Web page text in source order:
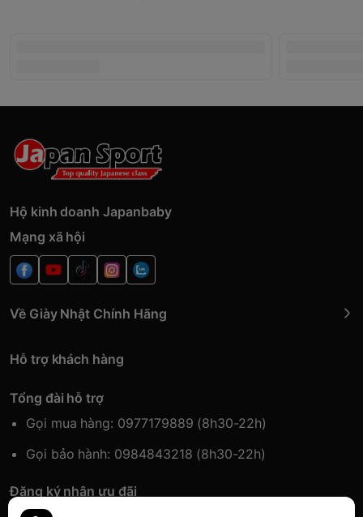
Hộ kinh doanh Japanbaby
Mạng xã hội
Về Giày Nhật Chính Hãng
Hỗ trợ khách hàng
Tổng đài hỗ trợ
Gọi mua hàng: 0977179889 (8h30-22h)
Gọi bảo hành: 0984843218 (8h30-22h)
Đăng ký nhận ưu đãi
Đăng kí để nhận thông tin ưu đãi sớm nhất.